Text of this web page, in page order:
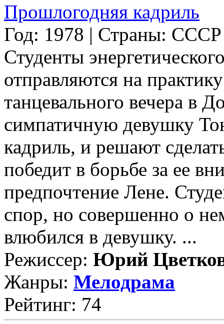
Прошлогодняя кадриль
Год: 1978 | Страны: СССР
Студенты
отправляются на
танцевального вечера в
симпатичную девушку
кадриль, и решают
победит в борьбе за ее
предпочтение Лене.
спор, но совершенно о
влюбился в девушку. ...
Режиссер: Юрий
Жанры: Мелодрама
Рейтинг: 74